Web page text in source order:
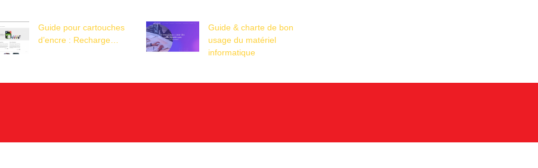
Guide pour cartouches
d’encre : Recharge…
Guide & charte de bon
usage du matériel
informatique